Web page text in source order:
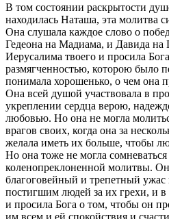
В том состоянии раскрытости
находилась Наташа, эта молитва
Она слушала каждое слово о
Гедеона на Мадиама, и Давида на
Иерусалима твоего и просила
размягченностью, которою было
понимала хорошенько, о чем она
Она всей душой участвовала в
укреплении сердца верою,
любовью. Но она не могла
врагов своих, когда она за
желала иметь их больше, чтобы
Но она тоже не могла
коленопреклоненной молитвы.
благоговейный и трепетный ужас
постигшим людей за их грехи, и в
и просила Бога о том, чтобы он
им всем и ей спокойствия и